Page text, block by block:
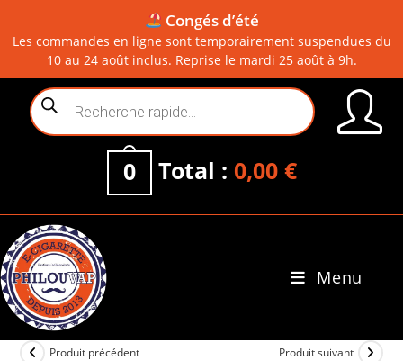
Congés d’été
Les commandes en ligne sont temporairement suspendues du
10 au 24 août inclus. Reprise le mardi 25 août à 9h.
content
Recherche
de
0 Total : 0,00 €
Menu
Produit précédent Produit suivant